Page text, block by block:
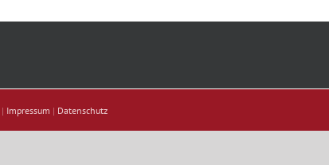
Impressum | Datenschutz